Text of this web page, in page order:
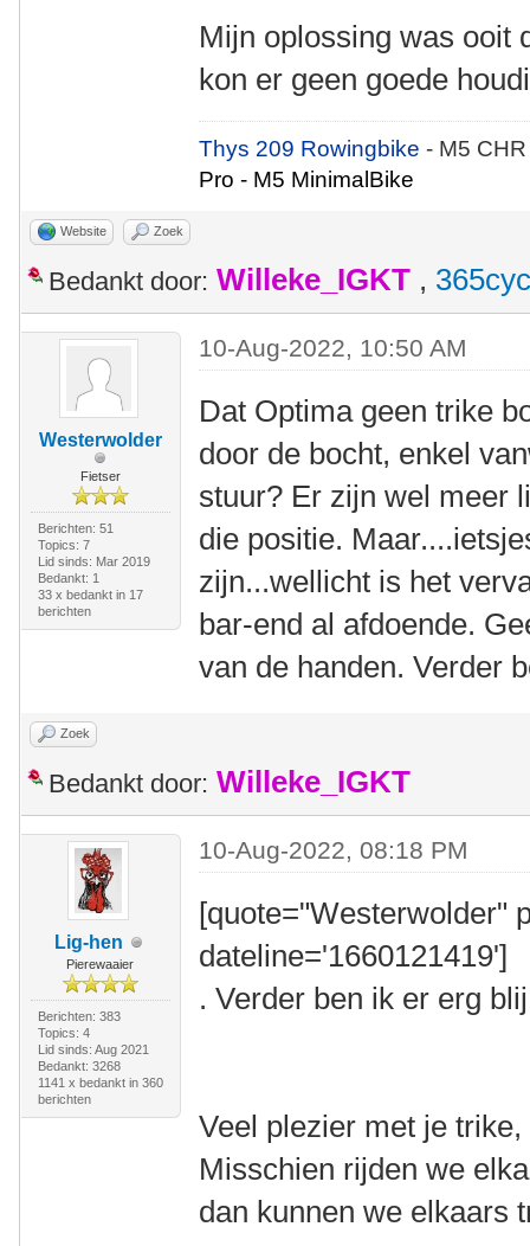
Mijn oplossing was ooit
kon er geen goede
Thys 209 Rowingbike- M5
Pro - M5 MinimalBike
Website Zoek
Bedankt door: Willeke_IGKT ,
Westerwolder
Fietser
Berichten: 51
Topics: 7
Lid sinds: Mar 2019
Bedankt: 1
33 x bedankt in 17
berichten
10-Aug-2022, 10:50 AM
Dat Optima geen trike
door de bocht, enkel
stuur? Er zijn wel meer
die positie.
zijn...wellicht is het
bar-end al afdoende.
van de handen. Verder
Zoek
Bedankt door: Willeke_IGKT
Lig-hen
Pierewaaier
Berichten: 383
Topics: 4
Lid sinds: Aug 2021
Bedankt: 3268
1141 x bedankt in 360
berichten
10-Aug-2022, 08:18 PM
[quote="Westerwolder"
dateline='1660121419']
. Verder ben ik er erg
Veel plezier met je
Misschien rijden we
dan kunnen we elkaars